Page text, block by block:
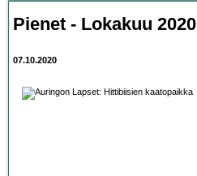
Pienet - Lokakuu 2020
07.10.2020